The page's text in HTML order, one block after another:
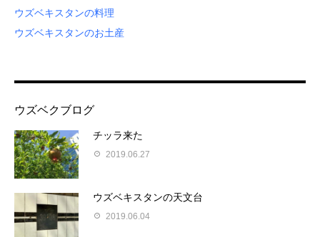
ウズベキスタンの料理
ウズベキスタンのお土産
ウズベクブログ
チッラ来た
2019.06.27
ウズベキスタンの天文台
2019.06.04